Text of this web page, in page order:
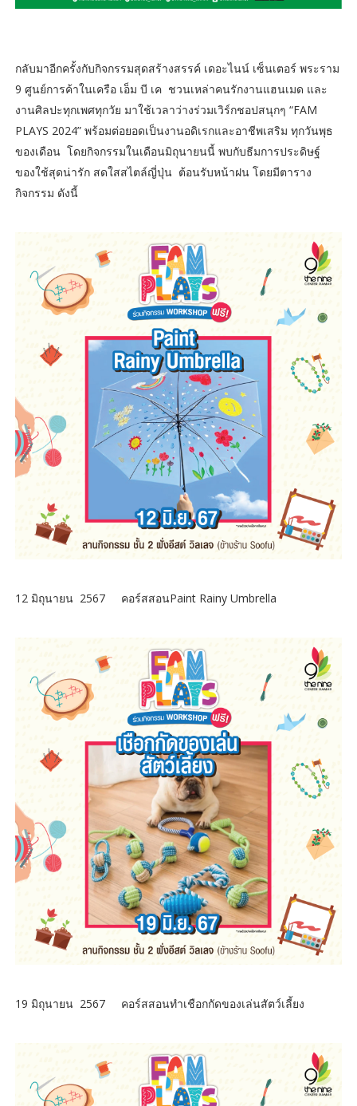
กลับมาอีกครั้งกับกิจกรรมสุดสร้างสรรค์ เดอะไนน์ เซ็นเตอร์ พระราม
9 ศูนย์การค้าในเครือ เอ็ม บี เค ชวนเหล่าคนรักงานแฮนเมด และ
งานศิลปะทุกเพศทุกวัย มาใช้เวลาว่างร่วมเวิร์กชอปสนุกๆ “FAM
PLAYS 2024” พร้อมต่อยอดเป็นงานอดิเรกและอาชีพเสริม ทุกวันพุธ
ของเดือน โดยกิจกรรมในเดือนมิถุนายนนี้ พบกับธีมการประดิษฐ์
ของใช้สุดน่ารัก สดใสสไตล์ญี่ปุ่น ต้อนรับหน้าฝน โดยมีตาราง
กิจกรรม ดังนี้
12 มิถุนายน 2567 คอร์สสอนPaint Rainy Umbrella
19 มิถุนายน 2567 คอร์สสอนทำเชือกกัดของเล่นสัตว์เลี้ยง